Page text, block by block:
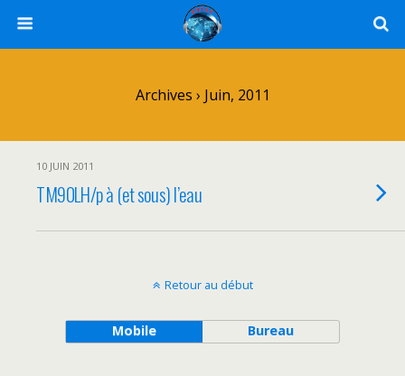
Archives › Juin, 2011
10 JUIN 2011
TM90LH/p à (et sous) l’eau
Retour au début
Mobile Bureau